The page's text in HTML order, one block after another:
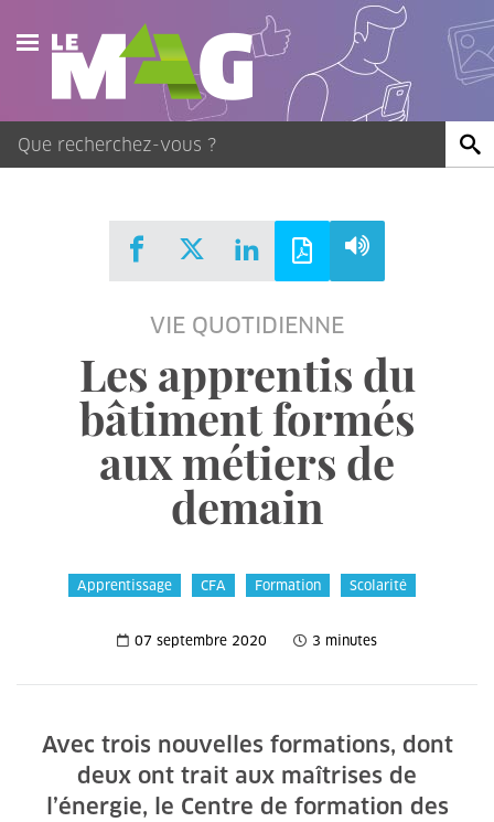
Actualités
Agenda
Publications
VIE QUOTIDIENNE
Les apprentis du
bâtiment formés
aux métiers de
demain
Apprentissage CFA Formation Scolarité
07 septembre 2020 3 minutes
Avec trois nouvelles formations, dont
deux ont trait aux maîtrises de
l’énergie, le Centre de formation des